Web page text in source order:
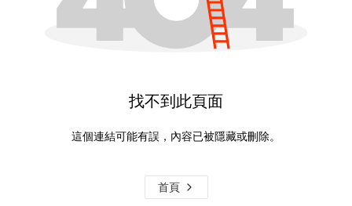
找不到此頁面
這個連結可能有誤，內容已被隱藏或刪除。
首頁